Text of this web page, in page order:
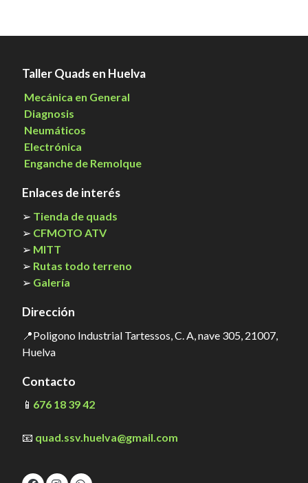
Taller Quads en Huelva
Mecánica en General
Diagnosis
Neumáticos
Electrónica
Enganche de Remolque
Enlaces de interés
➢ Tienda de quads
➢ CFMOTO ATV
➢ MITT
➢ Rutas todo terreno
➢ Galería
Dirección
📍Poligono Industrial Tartessos, C. A, nave 305, 21007,
Huelva
Contacto
📱 676 18 39 42
📧 quad.ssv.huelva@gmail.com